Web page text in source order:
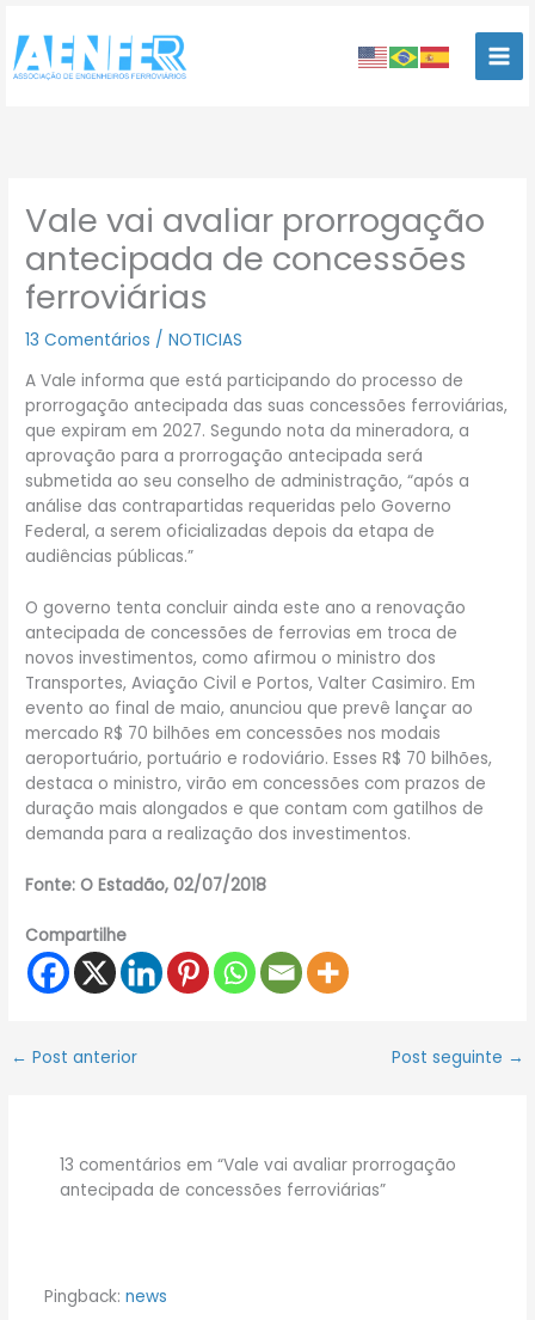
para
conteúdo
Vale vai avaliar prorrogação
antecipada de concessões
ferroviárias
13 Comentários /NOTICIAS
A Vale informa que está participando do processo de
prorrogação antecipada das suas concessões ferroviárias,
que expiram em 2027. Segundo nota da mineradora, a
aprovação para a prorrogação antecipada será
submetida ao seu conselho de administração, “após a
análise das contrapartidas requeridas pelo Governo
Federal, a serem oficializadas depois da etapa de
audiências públicas.”
O governo tenta concluir ainda este ano a renovação
antecipada de concessões de ferrovias em troca de
novos investimentos, como afirmou o ministro dos
Transportes, Aviação Civil e Portos, Valter Casimiro. Em
evento ao final de maio, anunciou que prevê lançar ao
mercado R$ 70 bilhões em concessões nos modais
aeroportuário, portuário e rodoviário. Esses R$ 70 bilhões,
destaca o ministro, virão em concessões com prazos de
duração mais alongados e que contam com gatilhos de
demanda para a realização dos investimentos.
Fonte: O Estadão, 02/07/2018
Compartilhe
← Post anterior Post seguinte →
13 comentários em “Vale vai avaliar prorrogação
antecipada de concessões ferroviárias”
Pingback: news